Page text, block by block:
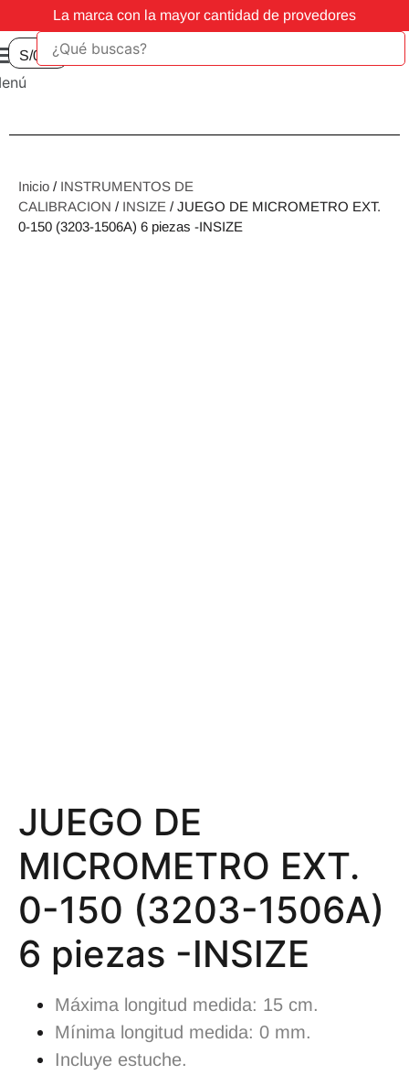
La marca con la mayor cantidad de provedores
S/0.00
Inicio / INSTRUMENTOS DE
CALIBRACION / INSIZE / JUEGO DE MICROMETRO EXT.
0-150 (3203-1506A) 6 piezas -INSIZE
JUEGO DE
MICROMETRO EXT.
0-150 (3203-1506A)
6 piezas -INSIZE
Máxima longitud medida: 15 cm.
Mínima longitud medida: 0 mm.
Incluye estuche.